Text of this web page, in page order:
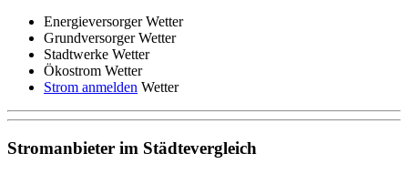
Energieversorger Wetter
Grundversorger Wetter
Stadtwerke Wetter
Ökostrom Wetter
Strom anmelden Wetter
Stromanbieter im Städtevergleich